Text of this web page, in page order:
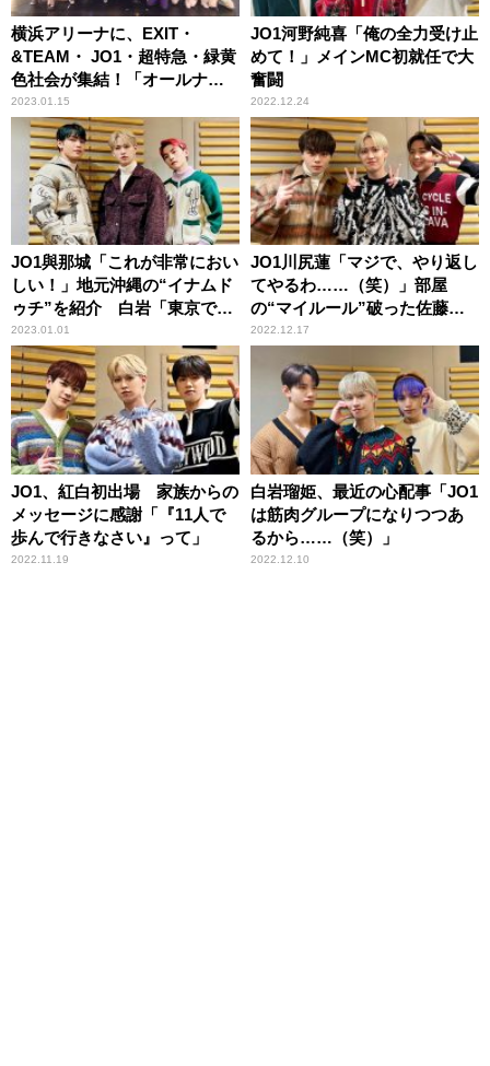
横浜アリーナに、EXIT・
&TEAM・ JO1・超特急・緑黄
色社会が集結！「オールナイ
トニッポンXスペシャルライブ
2023」開催！
2023.01.15
JO1河野純喜「俺の全力受け止
めて！」メインMC初就任で大
奮闘
2022.12.24
JO1與那城「これが非常におい
しい！」地元沖縄の“イナムド
ゥチ”を紹介 白岩「東京でい
う、お雑煮なのかな」
2023.01.01
JO1川尻蓮「マジで、やり返し
てやるわ……（笑）」部屋
の“マイルール”破った佐藤景
瑚に反撃予告
2022.12.17
JO1、紅白初出場 家族からの
メッセージに感謝「『11人で
歩んで行きなさい』って」
2022.11.19
白岩瑠姫、最近の心配事「JO1
は筋肉グループになりつつあ
るから……（笑）」
2022.12.10